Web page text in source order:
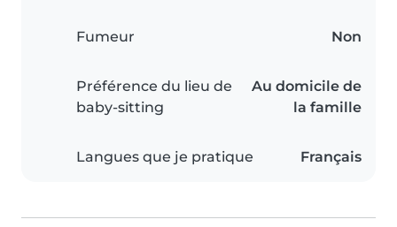
Fumeur Non
Préférence du lieu de
baby-sitting
Au domicile de
la famille
Langues que je pratique Français